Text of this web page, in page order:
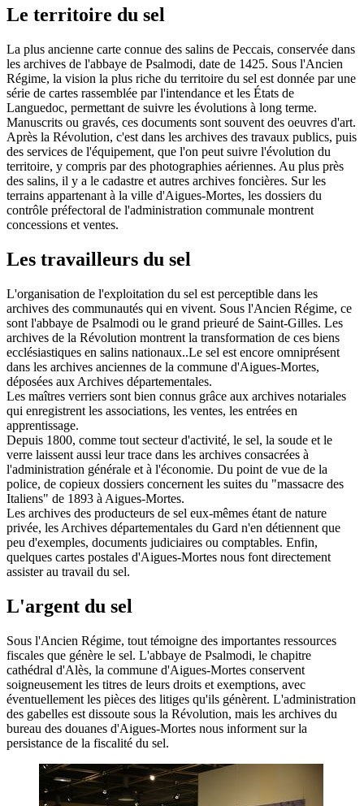
Le territoire du sel
La plus ancienne carte connue des salins de Peccais, conservée dans
les archives de l'abbaye de Psalmodi, date de 1425. Sous l'Ancien
Régime, la vision la plus riche du territoire du sel est donnée par une
série de cartes rassemblée par l'intendance et les États de
Languedoc, permettant de suivre les évolutions à long terme.
Manuscrits ou gravés, ces documents sont souvent des oeuvres d'art.
Après la Révolution, c'est dans les archives des travaux publics, puis
des services de l'équipement, que l'on peut suivre l'évolution du
territoire, y compris par des photographies aériennes. Au plus près
des salins, il y a le cadastre et autres archives foncières. Sur les
terrains appartenant à la ville d'Aigues-Mortes, les dossiers du
contrôle préfectoral de l'administration communale montrent
concessions et ventes.
Les travailleurs du sel
L'organisation de l'exploitation du sel est perceptible dans les
archives des communautés qui en vivent. Sous l'Ancien Régime, ce
sont l'abbaye de Psalmodi ou le grand prieuré de Saint-Gilles. Les
archives de la Révolution montrent la transformation de ces biens
ecclésiastiques en salins nationaux..Le sel est encore omniprésent
dans les archives anciennes de la commune d'Aigues-Mortes,
déposées aux Archives départementales.
Les maîtres verriers sont bien connus grâce aux archives notariales
qui enregistrent les associations, les ventes, les entrées en
apprentissage.
Depuis 1800, comme tout secteur d'activité, le sel, la soude et le
verre laissent aussi leur trace dans les archives consacrées à
l'administration générale et à l'économie. Du point de vue de la
police, de copieux dossiers concernent les suites du "massacre des
Italiens" de 1893 à Aigues-Mortes.
Les archives des producteurs de sel eux-mêmes étant de nature
privée, les Archives départementales du Gard n'en détiennent que
peu d'exemples, documents judiciaires ou comptables. Enfin,
quelques cartes postales d'Aigues-Mortes nous font directement
assister au travail du sel.
L'argent du sel
Sous l'Ancien Régime, tout témoigne des importantes ressources
fiscales que génère le sel. L'abbaye de Psalmodi, le chapitre
cathédral d'Alès, la commune d'Aigues-Mortes conservent
soigneusement les titres de leurs droits et exemptions, avec
éventuellement les pièces des litiges qu'ils génèrent. L'administration
des gabelles est dissoute sous la Révolution, mais les archives du
bureau des douanes d'Aigues-Mortes nous informent sur la
persistance de la fiscalité du sel.